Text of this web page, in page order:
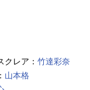
レア： 竹達彩奈
山本格